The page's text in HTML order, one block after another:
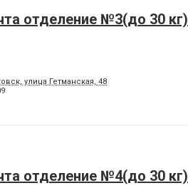
отделение №3(до 30 кг)
улица Гетманская, 48
отделение №4(до 30 кг)